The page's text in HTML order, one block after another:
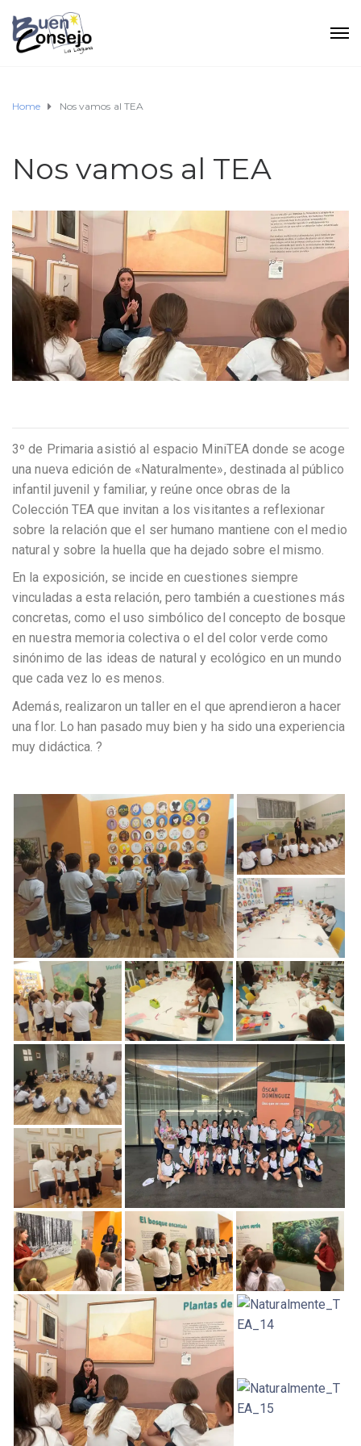
Home Nos vamos al TEA
Nos vamos al TEA
3º de Primaria asistió al espacio MiniTEA donde se acoge
una nueva edición de «Naturalmente», destinada al público
infantil juvenil y familiar, y reúne once obras de la
Colección TEA que invitan a los visitantes a reflexionar
sobre la relación que el ser humano mantiene con el medio
natural y sobre la huella que ha dejado sobre el mismo.
En la exposición, se incide en cuestiones siempre
vinculadas a esta relación, pero también a cuestiones más
concretas, como el uso simbólico del concepto de bosque
en nuestra memoria colectiva o el del color verde como
sinónimo de las ideas de natural y ecológico en un mundo
que cada vez lo es menos.
Además, realizaron un taller en el que aprendieron a hacer
una flor. Lo han pasado muy bien y ha sido una experiencia
muy didáctica. ?️